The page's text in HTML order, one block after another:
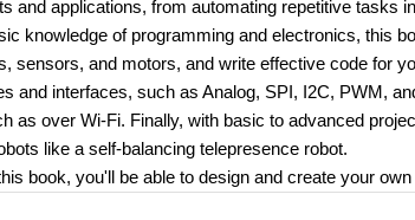
and applications, from automating repetitive tasks
knowledge of programming and electronics, this
sensors, and motors, and write effective code for
and interfaces, such as Analog, SPI, I2C, PWM,
as over Wi-Fi. Finally, with basic to advanced
like a self-balancing telepresence robot.
book, you'll be able to design and create your